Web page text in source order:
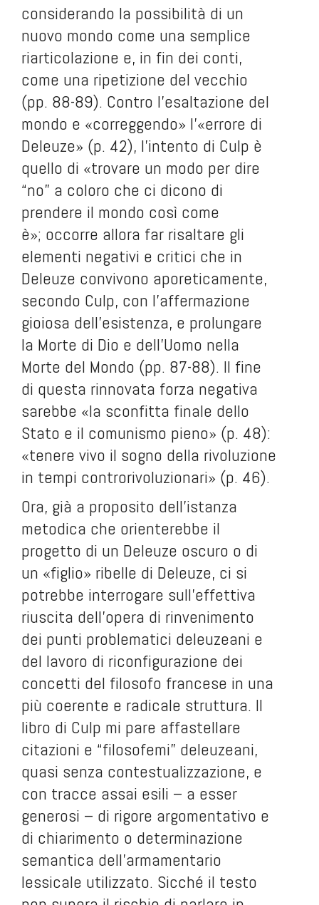
considerando la possibilità di un
nuovo mondo come una semplice
riarticolazione e, in fin dei conti,
come una ripetizione del vecchio
(pp. 88-89). Contro l’esaltazione del
mondo e «correggendo» l’«errore di
Deleuze» (p. 42), l’intento di Culp è
quello di «trovare un modo per dire
“no” a coloro che ci dicono di
prendere il mondo così come
è»; occorre allora far risaltare gli
elementi negativi e critici che in
Deleuze convivono aporeticamente,
secondo Culp, con l’affermazione
gioiosa dell’esistenza, e prolungare
la Morte di Dio e dell’Uomo nella
Morte del Mondo (pp. 87-88). Il fine
di questa rinnovata forza negativa
sarebbe «la sconfitta finale dello
Stato e il comunismo pieno» (p. 48):
«tenere vivo il sogno della rivoluzione
in tempi controrivoluzionari» (p. 46).
Ora, già a proposito dell’istanza
metodica che orienterebbe il
progetto di un Deleuze oscuro o di
un «figlio» ribelle di Deleuze, ci si
potrebbe interrogare sull’effettiva
riuscita dell’opera di rinvenimento
dei punti problematici deleuzeani e
del lavoro di riconfigurazione dei
concetti del filosofo francese in una
più coerente e radicale struttura. Il
libro di Culp mi pare affastellare
citazioni e “filosofemi” deleuzeani,
quasi senza contestualizzazione, e
con tracce assai esili – a esser
generosi – di rigore argomentativo e
di chiarimento o determinazione
semantica dell’armamentario
lessicale utilizzato. Sicché il testo